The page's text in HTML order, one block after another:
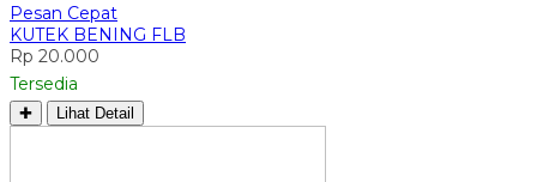
Pesan Cepat
KUTEK BENING FLB
Rp 20.000
Tersedia
✚ Lihat Detail